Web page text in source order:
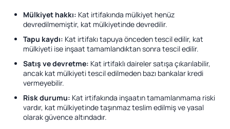
Mülkiyet hakkı: Kat irtifakında mülkiyet henüz
devredilmemiştir, kat mülkiyetinde devredilir.
Tapu kaydı: Kat irtifakı tapuya önceden tescil edilir, kat
mülkiyeti ise inşaat tamamlandıktan sonra tescil edilir.
Satış ve devretme: Kat irtifaklı daireler satışa çıkarılabilir,
ancak kat mülkiyeti tescil edilmeden bazı bankalar kredi
vermeyebilir.
Risk durumu: Kat irtifakında inşaatın tamamlanmama riski
vardır, kat mülkiyetinde taşınmaz teslim edilmiş ve yasal
olarak güvence altındadır.